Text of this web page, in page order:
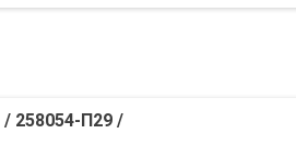
/ 258054-П29/